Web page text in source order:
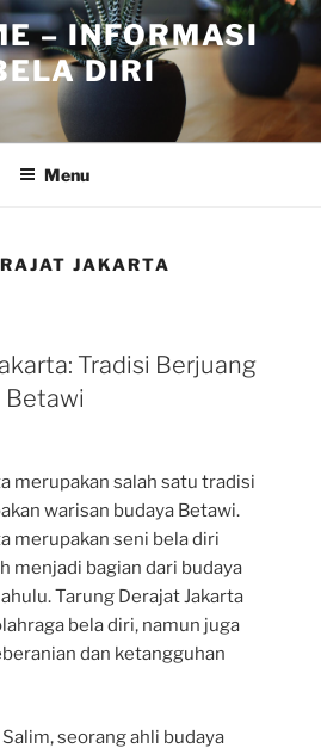
– INFORMASI
DIRI
Menu
JAKARTA
Tradisi Berjuang
Betawi
merupakan salah satu tradisi
warisan budaya Betawi.
merupakan seni bela diri
menjadi bagian dari budaya
Tarung Derajat Jakarta
bela diri, namun juga
dan ketangguhan
seorang ahli budaya